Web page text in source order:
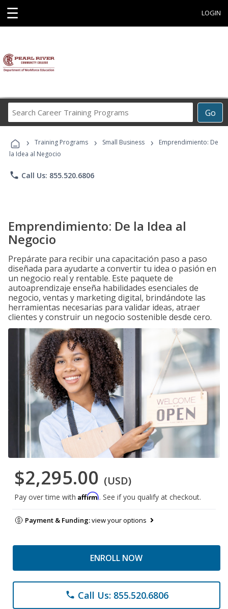
☰ LOGIN
Go
Career
Programs
› Training Programs › Small Business ›
Emprendimiento: De
la Idea al Negocio
phone Call Us: 855.520.6806
Emprendimiento: De la Idea al
Negocio
Prepárate para recibir una capacitación paso a paso
diseñada para ayudarte a convertir tu idea o pasión en
un negocio real y rentable. Este paquete de
autoaprendizaje enseña habilidades esenciales de
negocio, ventas y marketing digital, brindándote las
herramientas necesarias para validar ideas, atraer
clientes y construir un negocio sostenible desde cero.
$2,295.00 (USD)
Pay over time with Affirm. See if you qualify at checkout.
Payment & Funding:view your options
ENROLL NOW
phone Call Us: 855.520.6806